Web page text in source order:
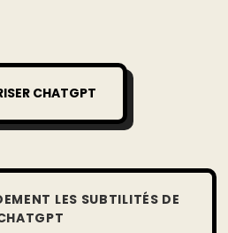
CHATGPT
LES SUBTILITÉS DE